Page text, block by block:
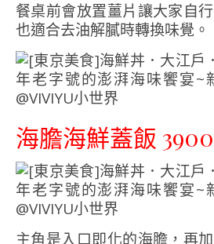
餐桌前會放置薑片讓大家自
也適合去油解膩時轉換味覺。
海膽海鮮蓋飯
主角是入口即化的海膽，再